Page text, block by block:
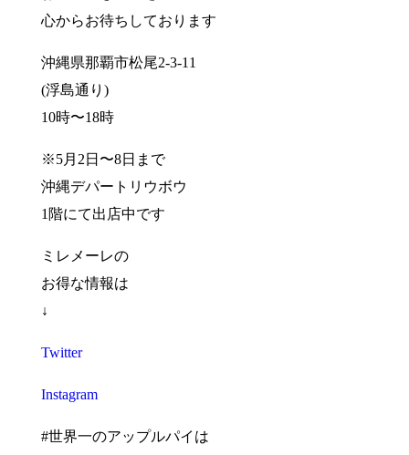
心からお待ちしております
沖縄県那覇市松尾2-3-11
(浮島通り)
10時〜18時
※5月2日〜8日まで
沖縄デパートリウボウ
1階にて出店中です
ミレメーレの
お得な情報は
↓
Twitter
Instagram
#世界一のアップルパイは